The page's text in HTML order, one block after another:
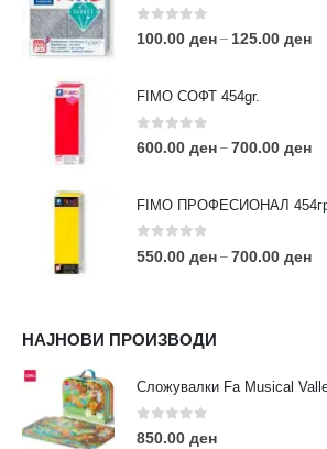
0 out of 5
100.00 ден – 125.00 ден
FIMO СОФТ 454gr.
0 out of 5
600.00 ден – 700.00 ден
FIMO ПРОФЕСИОНАЛ
0out of 5
550.00 ден – 700.00 ден
НАЈНОВИ ПРОИЗВОДИ
Сложувалки Fa Musical
0out of 5
850.00 ден
АДРЕСА:
ул. 3та Македонска Бригада бр.46
ТЕЛЕФОН:
0038977640534